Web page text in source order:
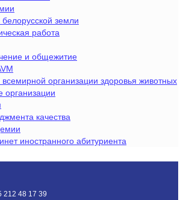
земли
работа
и общежитие
организации здоровья животных
качества
иностранного абитуриента
212 48 17 39